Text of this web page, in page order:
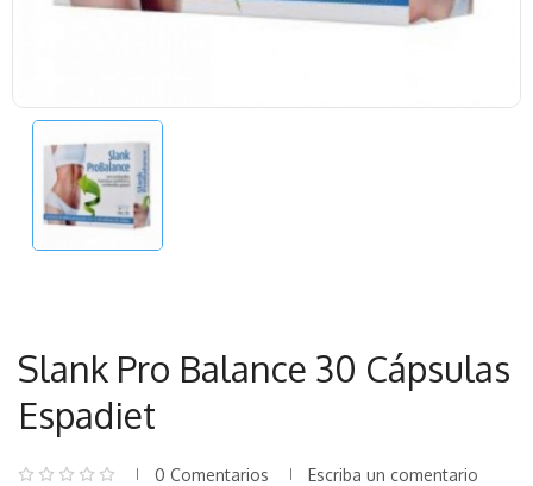
Slank Pro Balance 30 Cápsulas
Espadiet
0 Comentarios Escriba un comentario